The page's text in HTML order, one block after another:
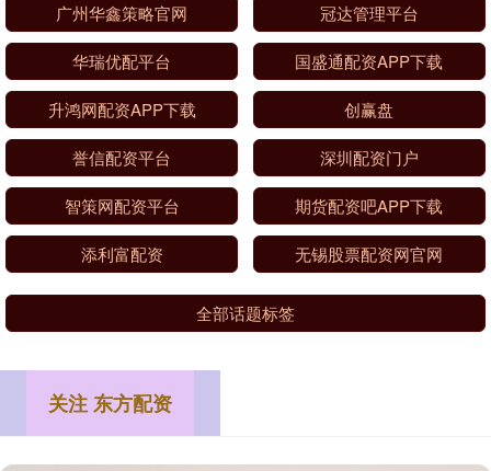
广州华鑫策略官网 冠达管理平台
华瑞优配平台 国盛通配资APP下载
升鸿网配资APP下载 创赢盘
誉信配资平台 深圳配资门户
智策网配资平台 期货配资吧APP下载
添利富配资 无锡股票配资网官网
全部话题标签
关注 东方配资